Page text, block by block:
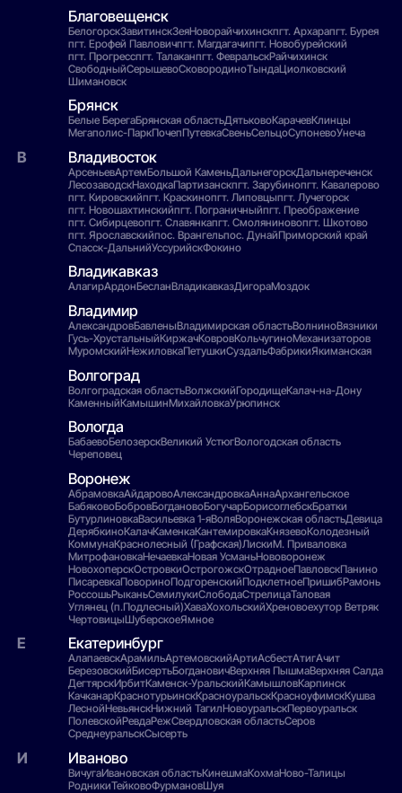
Благовещенск
БелогорскЗавитинскЗеяНоворайчихинскпгт. Архарапгт. Бурея
пгт. Ерофей Павловичпгт. Магдагачипгт. Новобурейский
пгт. Прогресспгт. Талаканпгт. ФевральскРайчихинск
СвободныйСерышевоСковородиноТындаЦиолковский
Шимановск
Брянск
Белые БерегаБрянская областьДятьковоКарачевКлинцы
Мегаполис-ПаркПочепПутевкаСвеньСельцоСупоневоУнеча
Владивосток
АрсеньевАртемБольшой КаменьДальнегорскДальнереченск
ЛесозаводскНаходкаПартизанскпгт. Зарубинопгт. Кавалерово
пгт. Кировскийпгт. Краскинопгт. Липовцыпгт. Лучегорск
пгт. Новошахтинскийпгт. Пограничныйпгт. Преображение
пгт. Сибирцевопгт. Славянкапгт. Смоляниновопгт. Шкотово
пгт. Ярославскийпос. Врангельпос. ДунайПриморский край
Спасск-ДальнийУссурийскФокино
Владикавказ
АлагирАрдонБесланВладикавказДигораМоздок
Владимир
АлександровБавленыВладимирская областьВолниноВязники
Гусь-ХрустальныйКиржачКовровКольчугиноМеханизаторов
МуромскийНежиловкаПетушкиСуздальФабрикиЯкиманская
Волгоград
Волгоградская областьВолжскийГородищеКалач-на-Дону
КаменныйКамышинМихайловкаУрюпинск
Вологда
БабаевоБелозерскВеликий УстюгВологодская область
Череповец
Воронеж
АбрамовкаАйдаровоАлександровкаАннаАрхангельское
БабяковоБобровБогдановоБогучарБорисоглебскБратки
БутурлиновкаВасильевка 1-яВоляВоронежская областьДевица
ДерябкиноКалачКаменкаКантемировкаКнязевоКолодезный
КоммунаКраснолесный (Графская)ЛискиМ. Приваловка
МитрофановкаНечаевкаНовая УсманьНововоронеж
НовохоперскОстровкиОстрогожскОтрадноeПавловскПанино
ПисаревкаПовориноПодгоренскийПодклетноеПришибРамонь
РоссошьРыканьСемилукиСлободаСтрелицаТаловая
Углянец (п.Подлесный)ХаваХохольскийХреновоехутор Ветряк
ЧертовицыШуберскоеЯмное
Екатеринбург
АлапаевскАрамильАртемовскийАртиАсбестАтигАчит
БерезовскийБисертьБогдановичВерхняя ПышмаВерхняя Салда
ДегтярскИрбитКаменск-УральскийКамышловКарпинск
КачканарКраснотурьинскКрасноуральскКрасноуфимскКушва
ЛеснойНевьянскНижний ТагилНовоуральскПервоуральск
ПолевскойРевдаРежСвердловская областьСеров
СреднеуральскСысерть
Иваново
ВичугаИвановская областьКинешмаКохмаНово-Талицы
РодникиТейковоФурмановШуя